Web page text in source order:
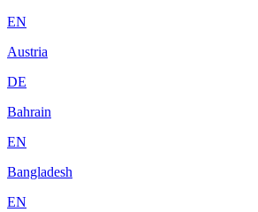
EN
Austria
DE
Bahrain
EN
Bangladesh
EN